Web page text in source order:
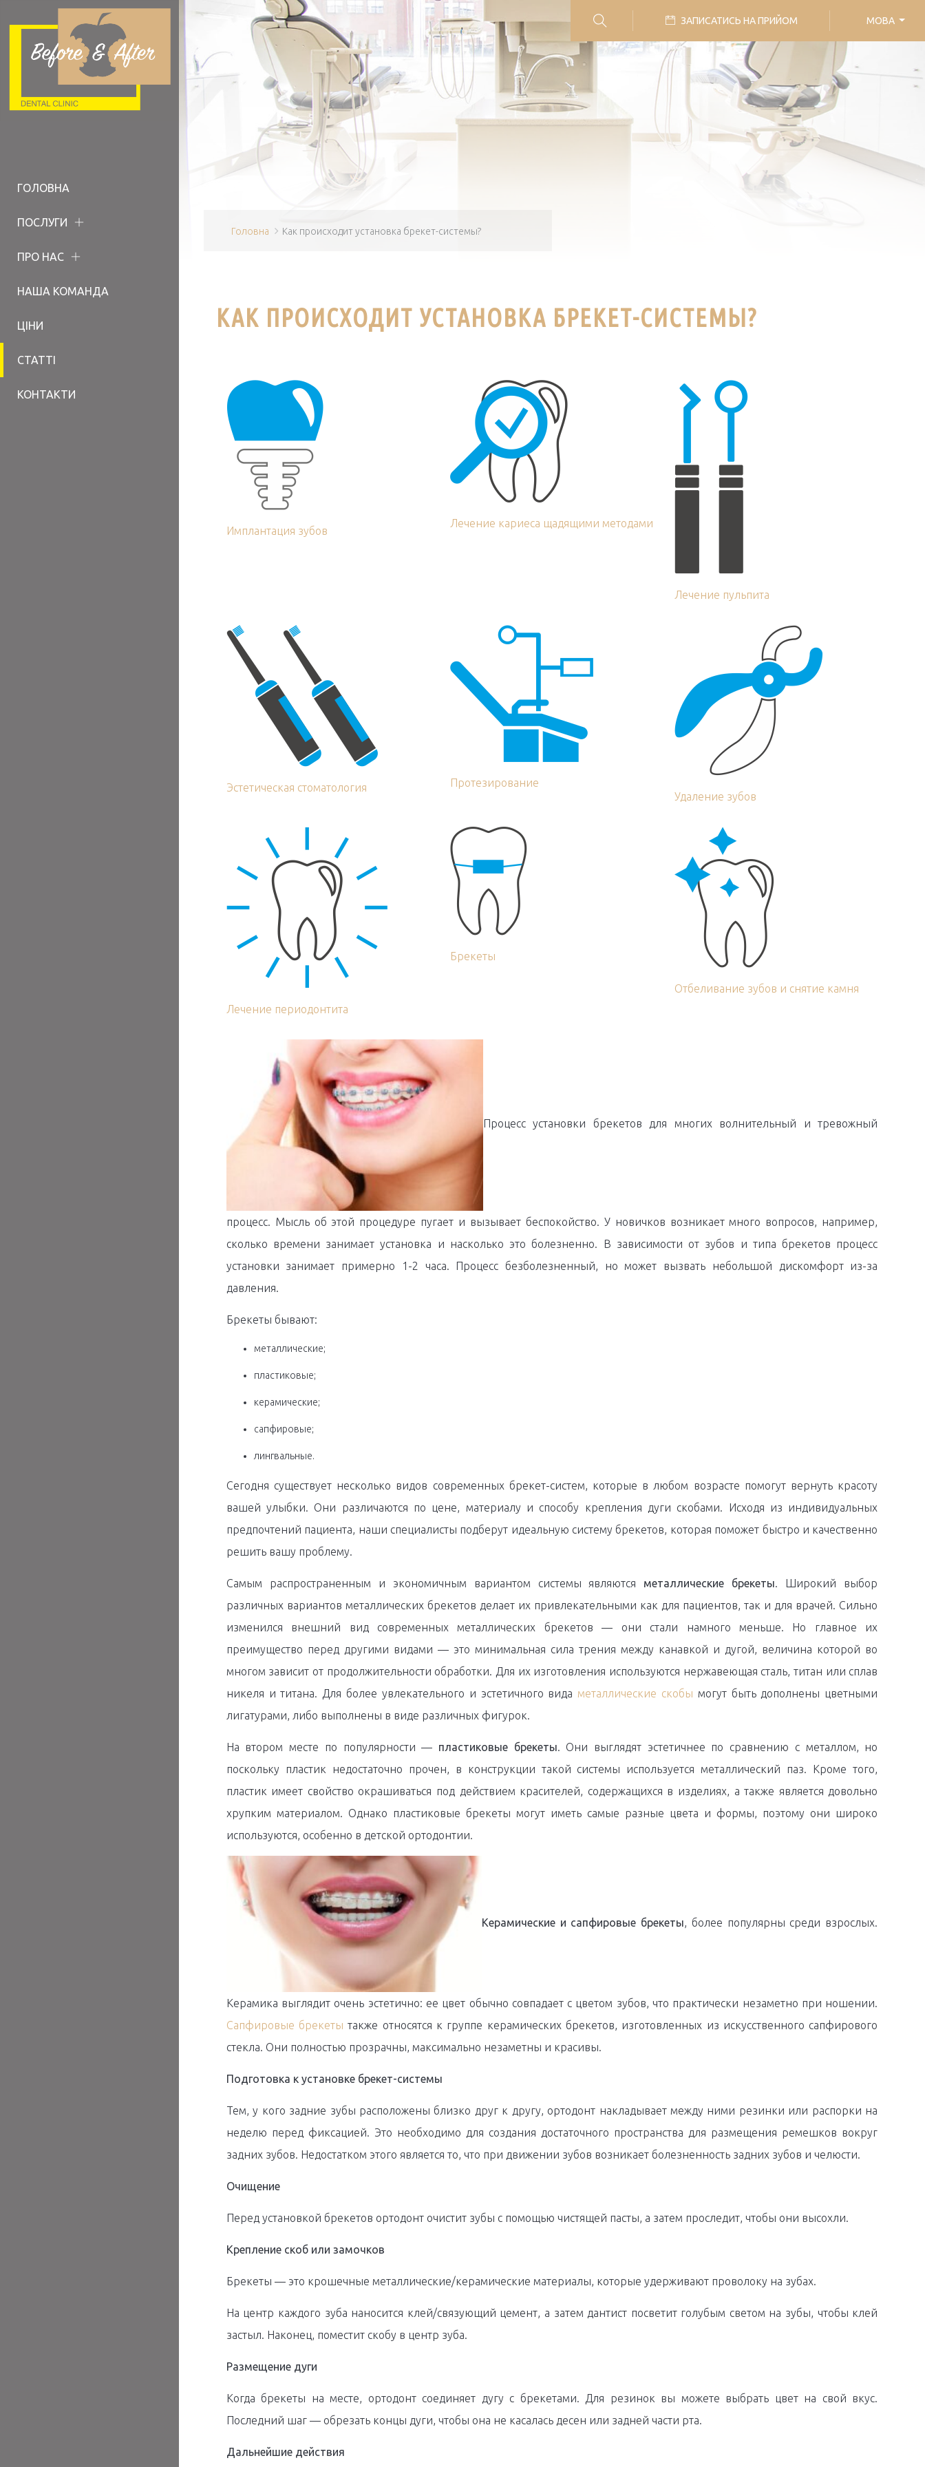
ГОЛОВНА
ПОСЛУГИ
ПРО НАС
НАША КОМАНДА
ЦІНИ
СТАТТІ
КОНТАКТИ
ЗАПИСАТИСЬ НА ПРИЙОМ МОВА
Головна Как происходит установка брекет-системы?
КАК ПРОИСХОДИТ УСТАНОВКА БРЕКЕТ-СИСТЕМЫ?
Имплантация зубов
Лечение кариеса щадящими методами
Лечение пульпита
Эстетическая стоматология
Протезирование
Удаление зубов
Лечение периодонтита
Брекеты
Отбеливание зубов и снятие камня
Процесс установки брекетов для многих волнительный и тревожный
процесс. Мысль об этой процедуре пугает и вызывает беспокойство. У новичков возникает много вопросов, например,
сколько времени занимает установка и насколько это болезненно. В зависимости от зубов и типа брекетов процесс
установки занимает примерно 1-2 часа. Процесс безболезненный, но может вызвать небольшой дискомфорт из-за
давления.
Брекеты бывают:
металлические;
пластиковые;
керамические;
сапфировые;
лингвальные.
Сегодня существует несколько видов современных брекет-систем, которые в любом возрасте помогут вернуть красоту
вашей улыбки. Они различаются по цене, материалу и способу крепления дуги скобами. Исходя из индивидуальных
предпочтений пациента, наши специалисты подберут идеальную систему брекетов, которая поможет быстро и качественно
решить вашу проблему.
Самым распространенным и экономичным вариантом системы являются металлические брекеты. Широкий выбор
различных вариантов металлических брекетов делает их привлекательными как для пациентов, так и для врачей. Сильно
изменился внешний вид современных металлических брекетов — они стали намного меньше. Но главное их
преимущество перед другими видами — это минимальная сила трения между канавкой и дугой, величина которой во
многом зависит от продолжительности обработки. Для их изготовления используются нержавеющая сталь, титан или сплав
никеля и титана. Для более увлекательного и эстетичного вида металлические скобы могут быть дополнены цветными
лигатурами, либо выполнены в виде различных фигурок.
На втором месте по популярности — пластиковые брекеты. Они выглядят эстетичнее по сравнению с металлом, но
поскольку пластик недостаточно прочен, в конструкции такой системы используется металлический паз. Кроме того,
пластик имеет свойство окрашиваться под действием красителей, содержащихся в изделиях, а также является довольно
хрупким материалом. Однако пластиковые брекеты могут иметь самые разные цвета и формы, поэтому они широко
используются, особенно в детской ортодонтии.
Керамические и сапфировые брекеты, более популярны среди взрослых.
Керамика выглядит очень эстетично: ее цвет обычно совпадает с цветом зубов, что практически незаметно при ношении.
Сапфировые брекеты также относятся к группе керамических брекетов, изготовленных из искусственного сапфирового
стекла. Они полностью прозрачны, максимально незаметны и красивы.
Подготовка к установке брекет-системы
Тем, у кого задние зубы расположены близко друг к другу, ортодонт накладывает между ними резинки или распорки на
неделю перед фиксацией. Это необходимо для создания достаточного пространства для размещения ремешков вокруг
задних зубов. Недостатком этого является то, что при движении зубов возникает болезненность задних зубов и челюсти.
Очищение
Перед установкой брекетов ортодонт очистит зубы с помощью чистящей пасты, а затем проследит, чтобы они высохли.
Крепление скоб или замочков
Брекеты — это крошечные металлические/керамические материалы, которые удерживают проволоку на зубах.
На центр каждого зуба наносится клей/связующий цемент, а затем дантист посветит голубым светом на зубы, чтобы клей
застыл. Наконец, поместит скобу в центр зуба.
Размещение дуги
Когда брекеты на месте, ортодонт соединяет дугу с брекетами. Для резинок вы можете выбрать цвет на свой вкус.
Последний шаг — обрезать концы дуги, чтобы она не касалась десен или задней части рта.
Дальнейшие действия